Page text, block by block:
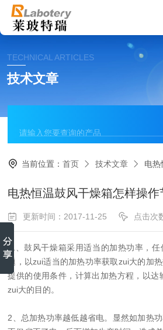
TECHNICAL ARTICLES
技术文章
当前位置：首页 技术文章 电热
电热恒温鼓风干燥箱怎样操作
更新时间：2017-11-25 点击次
1、鼓风干燥箱采用适当的加热功率，任
题，以zui适当的加热功率获取zui大的加
提供的使用条件，计算出加热方程，以达
zui大的目的。
2、总加热功率越低越省电。显然如加热